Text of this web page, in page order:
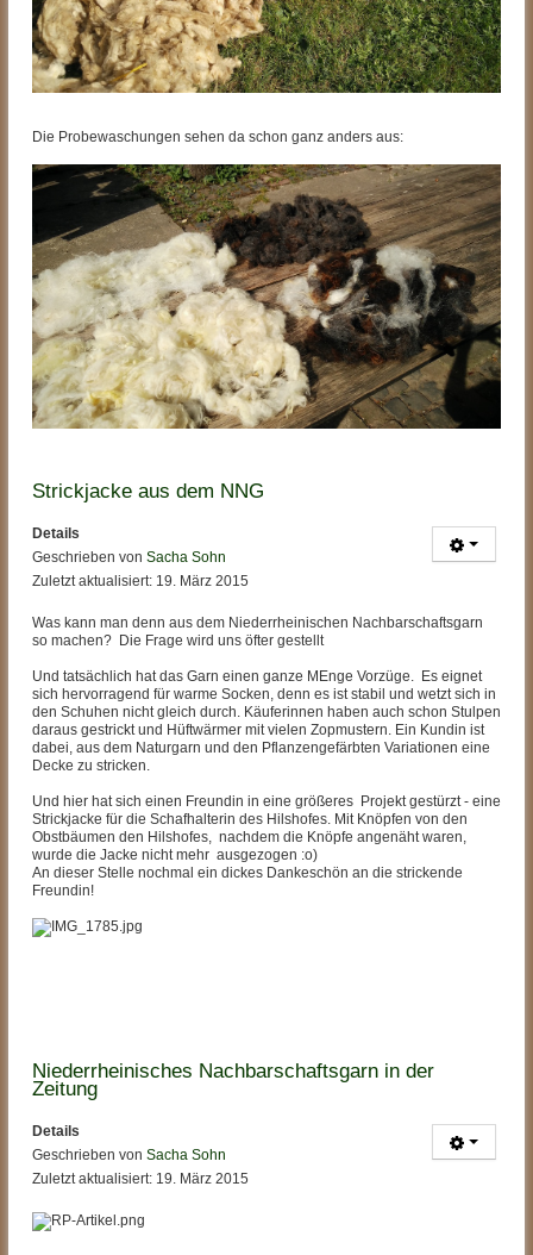
Die Probewaschungen sehen da schon ganz anders aus:
Strickjacke aus dem NNG
Details
Geschrieben von Sacha Sohn
Zuletzt aktualisiert: 19. März 2015
Was kann man denn aus dem Niederrheinischen Nachbarschaftsgarn
so machen? Die Frage wird uns öfter gestellt
Und tatsächlich hat das Garn einen ganze MEnge Vorzüge. Es eignet
sich hervorragend für warme Socken, denn es ist stabil und wetzt sich in
den Schuhen nicht gleich durch. Käuferinnen haben auch schon Stulpen
daraus gestrickt und Hüftwärmer mit vielen Zopmustern. Ein Kundin ist
dabei, aus dem Naturgarn und den Pflanzengefärbten Variationen eine
Decke zu stricken.
Und hier hat sich einen Freundin in eine größeres Projekt gestürzt - eine
Strickjacke für die Schafhalterin des Hilshofes. Mit Knöpfen von den
Obstbäumen den Hilshofes, nachdem die Knöpfe angenäht waren,
wurde die Jacke nicht mehr ausgezogen :o)
An dieser Stelle nochmal ein dickes Dankeschön an die strickende
Freundin!
Niederrheinisches Nachbarschaftsgarn in der
Zeitung
Details
Geschrieben von Sacha Sohn
Zuletzt aktualisiert: 19. März 2015